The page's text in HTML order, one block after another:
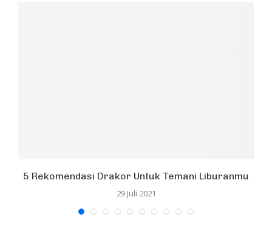
5 Rekomendasi Drakor Untuk Temani Liburanmu
29 Juli 2021